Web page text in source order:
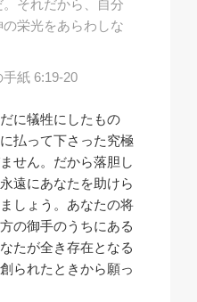
それだから、自分
栄光をあらわしな
紙 6:19-20
に犠牲にしたもの
払って下さった究極
せん。だから落胆し
遠にあなたを助けら
しょう。あなたの将
の御手のうちにある
たが全き存在となる
られたときから願っ